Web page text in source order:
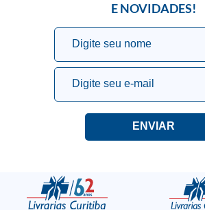
E NOVIDADES!